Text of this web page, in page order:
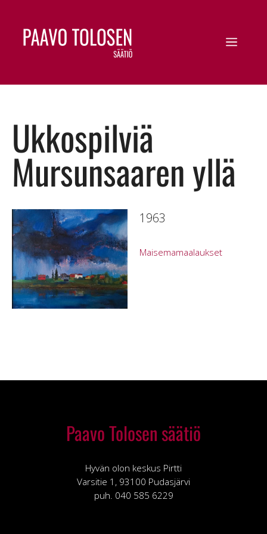
Ukkospilviä
Mursunsaaren yllä
1963
Maisemamaalaukset
Paavo Tolosen säätiö
Hyvän olon keskus Pirtti
Varsitie 1, 93100 Pudasjärvi
puh. 040 585 6229